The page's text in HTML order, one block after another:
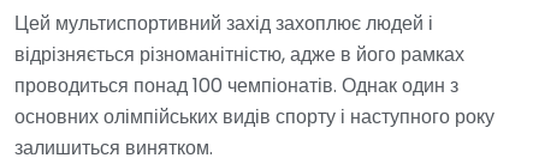
Цей мультиспортивний захід захоплює людей і
відрізняється різноманітністю, адже в його рамках
проводиться понад 100 чемпіонатів. Однак один з
основних олімпійських видів спорту і наступного року
залишиться винятком.